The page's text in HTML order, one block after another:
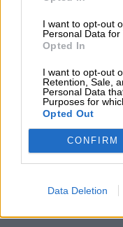
I want to opt-out
Personal Data for
Opted In
I want to opt-out
Retention, Sale,
Personal Data
Purposes for
Opted Out
CONFIRM
Data Deletion
Βάση έγχυσης για
Χρησιμοποιείται
ντρέσινγκ
Διατροφικά Στοιχεία